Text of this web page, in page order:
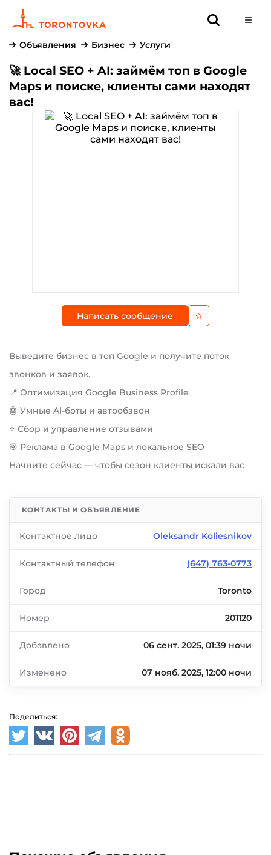
Объявления Бизнес Услуги
🚀 Local SEO + AI: займём топ в Google
Maps и поиске, клиенты сами находят
вас!
Написать сообщение
Выведите бизнес в топ Google и получите поток
звонков и заявок.
📍 Оптимизация Google Business Profile
🤖 Умные AI-боты и автообзвон
⭐ Сбор и управление отзывами
🎯 Реклама в Google Maps и локальное SEO
Начните сейчас — чтобы сезон клиенты искали вас
КОНТАКТЫ И ОБЪЯВЛЕНИЕ
Контактное лицо Oleksandr Koliesnikov
Контактный телефон (647) 763-0773
Город Toronto
Номер 201120
Добавлено 06 сент. 2025, 01:39 ночи
Изменено 07 нояб. 2025, 12:00 ночи
Поделиться: